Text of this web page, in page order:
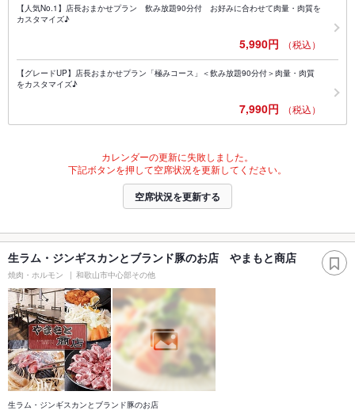
【人気No.1】店長おまかせプラン 飲み放題90分付 お好みに合わせて肉量・肉質を
カスタマイズ♪
5,990円 （税込）
【グレードUP】店長おまかせプラン「極みコース」＜飲み放題90分付＞肉量・肉質
をカスタマイズ♪
7,990円 （税込）
カレンダーの更新に失敗しました。
下記ボタンを押して空席状況を更新してください。
空席状況を更新する
生ラム・ジンギスカンとブランド豚のお店 やまもと商店
焼肉・ホルモン 和歌山市中心部その他
生ラム・ジンギスカンとブランド豚のお店